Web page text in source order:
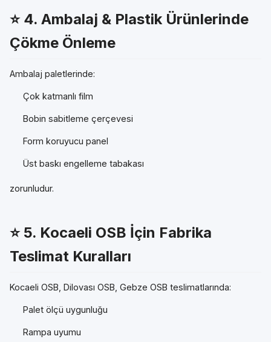
⭐ 4. Ambalaj & Plastik Ürünlerinde
Çökme Önleme
Ambalaj paletlerinde:
Çok katmanlı film
Bobin sabitleme çerçevesi
Form koruyucu panel
Üst baskı engelleme tabakası
zorunludur.
⭐ 5. Kocaeli OSB İçin Fabrika
Teslimat Kuralları
Kocaeli OSB, Dilovası OSB, Gebze OSB teslimatlarında:
Palet ölçü uygunluğu
Rampa uyumu